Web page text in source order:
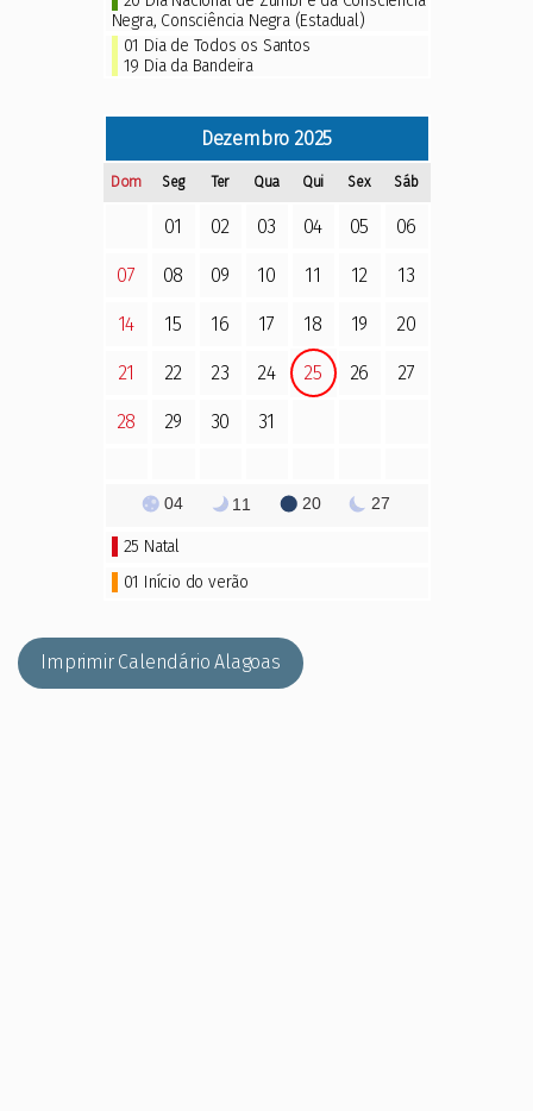
Negra, Consciência Negra (Estadual)
01 Dia de Todos os Santos
19 Dia da Bandeira
Dezembro 2025
Dom Seg Ter Qua Qui Sex Sáb
01 02 03 04 05 06
07 08 09 10 11 12 13
14 15 16 17 18 19 20
21 22 23 24 25 26 27
28 29 30 31
04 11 20 27
25 Natal
01 Início do verão
Imprimir Calendário Alagoas